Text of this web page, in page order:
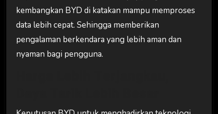
kembangkan BYD di katakan mampu memproses
data lebih cepat. Sehingga memberikan
pengalaman berkendara yang lebih aman dan
nyaman bagi pengguna.